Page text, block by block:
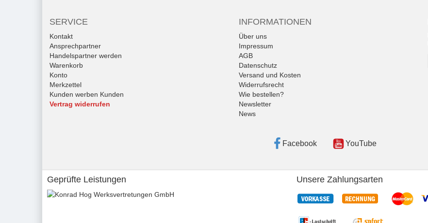
SERVICE
Kontakt
Ansprechpartner
Handelspartner werden
Warenkorb
Konto
Merkzettel
Kunden werben Kunden
Vertrag widerrufen
INFORMATIONEN
Über uns
Impressum
AGB
Datenschutz
Versand und Kosten
Widerrufsrecht
Wie bestellen?
Newsletter
News
Facebook YouTube
Geprüfte Leistungen Unsere Zahlungsarten